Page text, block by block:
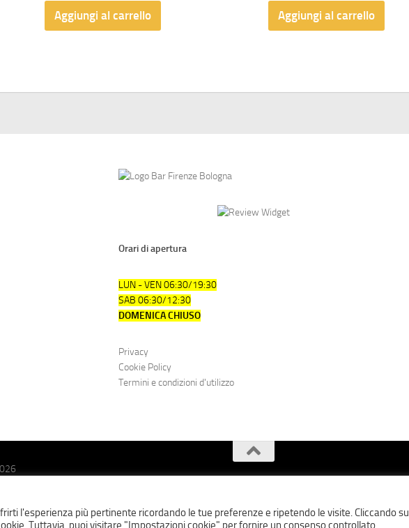
Aggiungi al carrello Aggiungi al carrello
Orari di apertura
LUN - VEN 06:30/19:30
SAB 06:30/12:30
DOMENICA CHIUSO
Privacy
Cookie Policy
Termini e condizioni d'utilizzo
l'esperienza più pertinente ricordando le tue preferenze e ripetendo le visite. Cliccando su
Tuttavia, puoi visitare "Impostazioni cookie" per fornire un consenso controllato.